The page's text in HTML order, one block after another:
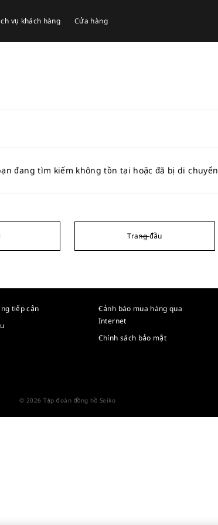
vụ khách hàng Cửa hàng
đang tìm kiếm không tồn tại hoặc đã bị di chuyển
Trang đầu
tiếp cận
Cảnh báo mua hàng qua
Internet
Chính sách bảo mật
© 2026 Tập đoàn đồng hồ Seiko